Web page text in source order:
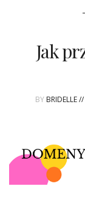
ŚLUBNE STYLE
Jak
BY BRIDELLE